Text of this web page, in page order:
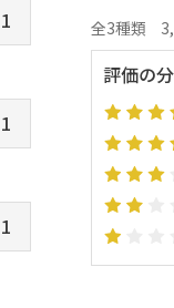
全3種類
評価の
1
1
1